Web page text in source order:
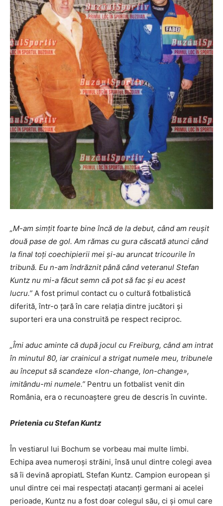
„M-am simțit foarte bine încă de la debut, când am reușit
două pase de gol. Am rămas cu gura căscată atunci când
la final toți coechipierii mei și-au aruncat tricourile în
tribună. Eu n-am îndrăznit până când veteranul Stefan
Kuntz nu mi-a făcut semn că pot să fac și eu acest
lucru.” A fost primul contact cu o cultură fotbalistică
diferită, într-o țară în care relația dintre jucători și
suporteri era una construită pe respect reciproc.
„Îmi aduc aminte că după jocul cu Freiburg, când am intrat
în minutul 80, iar crainicul a strigat numele meu, tribunele
au început să scandeze «Ion-change, Ion-change»,
imitându-mi numele.” Pentru un fotbalist venit din
România, era o recunoaștere greu de descris în cuvinte.
Prietenia cu Stefan Kuntz
În vestiarul lui Bochum se vorbeau mai multe limbi.
Echipa avea numeroși străini, însă unul dintre colegi avea
să îi devină apropiatL Stefan Kuntz. Campion european și
unul dintre cei mai respectați atacanți germani ai acelei
perioade, Kuntz nu a fost doar colegul său, ci și omul care